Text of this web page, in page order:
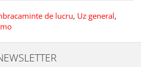
de lucru, Uz general,